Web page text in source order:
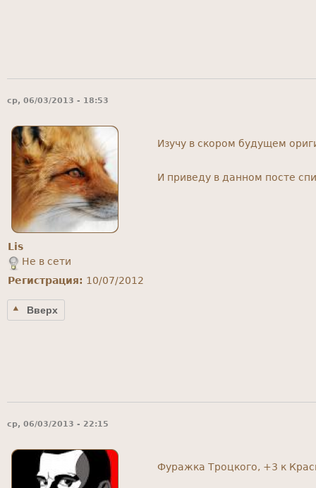
ср, 06/03/2013 - 18:53
Lis
Не в сети
Регистрация: 10/07/2012
Изучу в скором будущем
И приведу в данном посте
Вверх
ср, 06/03/2013 - 22:15
Фуражка Троцкого, +3 к